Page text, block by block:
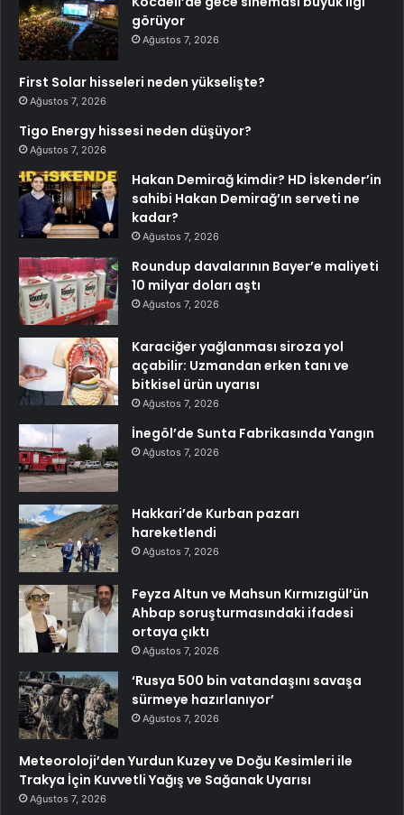
görüyor
Ağustos 7, 2026
First Solar hisseleri neden yükselişte?
Ağustos 7, 2026
Tigo Energy hissesi neden düşüyor?
Ağustos 7, 2026
Hakan Demirağ kimdir? HD İskender’in
sahibi Hakan Demirağ’ın serveti ne
kadar?
Ağustos 7, 2026
Roundup davalarının Bayer’e maliyeti
10 milyar doları aştı
Ağustos 7, 2026
Karaciğer yağlanması siroza yol
açabilir: Uzmandan erken tanı ve
bitkisel ürün uyarısı
Ağustos 7, 2026
İnegöl’de Sunta Fabrikasında Yangın
Ağustos 7, 2026
Hakkari’de Kurban pazarı
hareketlendi
Ağustos 7, 2026
Feyza Altun ve Mahsun Kırmızıgül’ün
Ahbap soruşturmasındaki ifadesi
ortaya çıktı
Ağustos 7, 2026
‘Rusya 500 bin vatandaşını savaşa
sürmeye hazırlanıyor’
Ağustos 7, 2026
Meteoroloji’den Yurdun Kuzey ve Doğu Kesimleri ile
Trakya İçin Kuvvetli Yağış ve Sağanak Uyarısı
Ağustos 7, 2026